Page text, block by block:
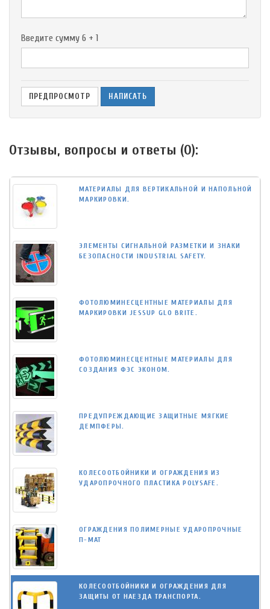
Введите сумму 6 + 1
Отзывы, вопросы и ответы (0):
МАТЕРИАЛЫ ДЛЯ ВЕРТИКАЛЬНОЙ И НАПОЛЬНОЙ
МАРКИРОВКИ.
ЭЛЕМЕНТЫ СИГНАЛЬНОЙ РАЗМЕТКИ И ЗНАКИ
БЕЗОПАСНОСТИ INDUSTRIAL SAFETY.
ФОТОЛЮМИНЕСЦЕНТНЫЕ МАТЕРИАЛЫ ДЛЯ
МАРКИРОВКИ JESSUP GLO BRITE.
ФОТОЛЮМИНЕСЦЕНТНЫЕ МАТЕРИАЛЫ ДЛЯ
СОЗДАНИЯ ФЭС ЭКОНОМ.
ПРЕДУПРЕЖДАЮЩИЕ ЗАЩИТНЫЕ МЯГКИЕ
ДЕМПФЕРЫ.
КОЛЕСООТБОЙНИКИ И ОГРАЖДЕНИЯ ИЗ
УДАРОПРОЧНОГО ПЛАСТИКА POLYSAFE.
ОГРАЖДЕНИЯ ПОЛИМЕРНЫЕ УДАРОПРОЧНЫЕ
П-МАТ
КОЛЕСООТБОЙНИКИ И ОГРАЖДЕНИЯ ДЛЯ
ЗАЩИТЫ ОТ НАЕЗДА ТРАНСПОРТА.